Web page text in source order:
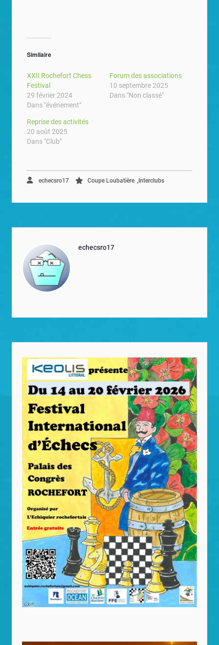
Similaire
XXII Rochefort Chess
Festival
29 février 2024
Dans "événement"
Forum des associations
10 septembre 2025
Dans "Non classé"
Reprise des activités
20 août 2025
Dans "Club"
echecsro17 Coupe Loubatière , Interclubs
echecsro17